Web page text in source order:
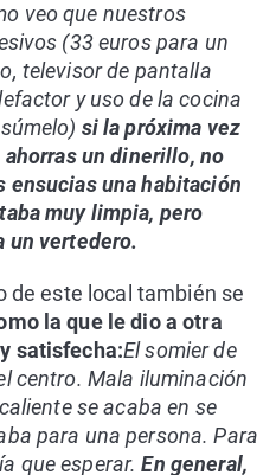
veo que nuestros
(33 euros para un
televisor de pantalla
y uso de la cocina
si la próxima vez
un dinerillo, no
ensucias una habitación
muy limpia, pero
un vertedero.
de este local también se
la que le dio a otra
satisfecha:El somier de
centro. Mala iluminación
se acaba en se
para una persona. Para
que esperar.En general,